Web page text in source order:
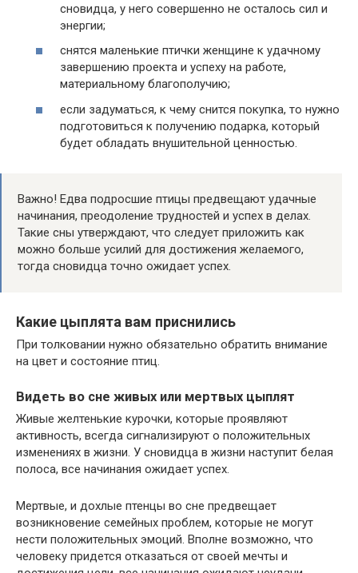
сновидца, у него совершенно не осталось сил и
энергии;
снятся маленькие птички женщине к удачному
завершению проекта и успеху на работе,
материальному благополучию;
если задуматься, к чему снится покупка, то нужно
подготовиться к получению подарка, который
будет обладать внушительной ценностью.
Важно! Едва подросшие птицы предвещают удачные
начинания, преодоление трудностей и успех в делах.
Такие сны утверждают, что следует приложить как
можно больше усилий для достижения желаемого,
тогда сновидца точно ожидает успех.
Какие цыплята вам приснились
При толковании нужно обязательно обратить внимание
на цвет и состояние птиц.
Видеть во сне живых или мертвых цыплят
Живые желтенькие курочки, которые проявляют
активность, всегда сигнализируют о положительных
изменениях в жизни. У сновидца в жизни наступит белая
полоса, все начинания ожидает успех.
Мертвые, и дохлые птенцы во сне предвещает
возникновение семейных проблем, которые не могут
нести положительных эмоций. Вполне возможно, что
человеку придется отказаться от своей мечты и